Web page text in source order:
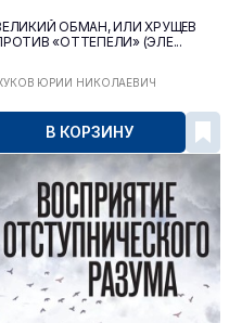
ОБМАН, ИЛИ ХРУЩЁВ
«ОТТЕПЕЛИ» (ЭЛЕ...
ЮРИЙ НИКОЛАЕВИЧ
В КОРЗИНУ